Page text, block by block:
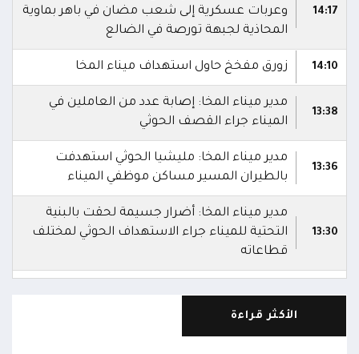
14:17
وعربات عسكرية إلى شعب مضان في باهر بماوية
المحاذية لجبهة تورصة في الضالع
14:10 زورق مفخخ حاول استهداف ميناء المخا
13:38
مدير ميناء المخا: إصابة عدد من العاملين في
الميناء جراء القصف الحوثي
13:36
مدير ميناء المخا: مليشيا الحوثي استهدفت
بالطيران المسير مساكن موظفي الميناء
13:30
مدير ميناء المخا: أضرار جسيمة لحقت بالبنية
التحتية للميناء جراء الاستهداف الحوثي لمختلف
قطاعاته
13:27
المخا
الأكثر قراءة